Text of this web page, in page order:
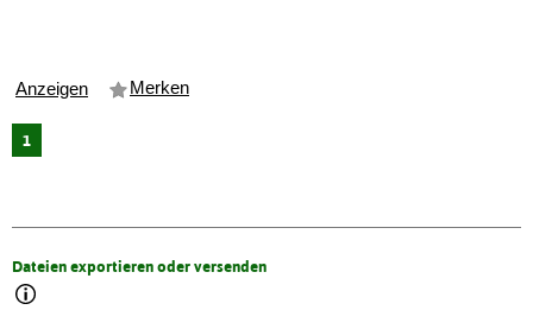
Anzeigen Merken
1
Dateien exportieren oder versenden